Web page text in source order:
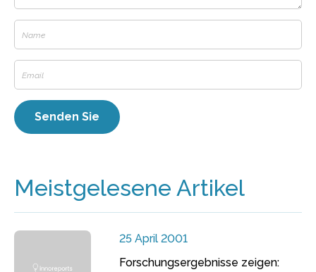
Meistgelesene Artikel
25 April 2001
Forschungsergebnisse zeigen: